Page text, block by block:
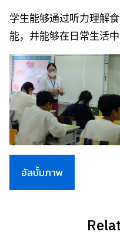
学生能够通过听力理解
能，并能够在日常生活
อัลบั้มภาพ